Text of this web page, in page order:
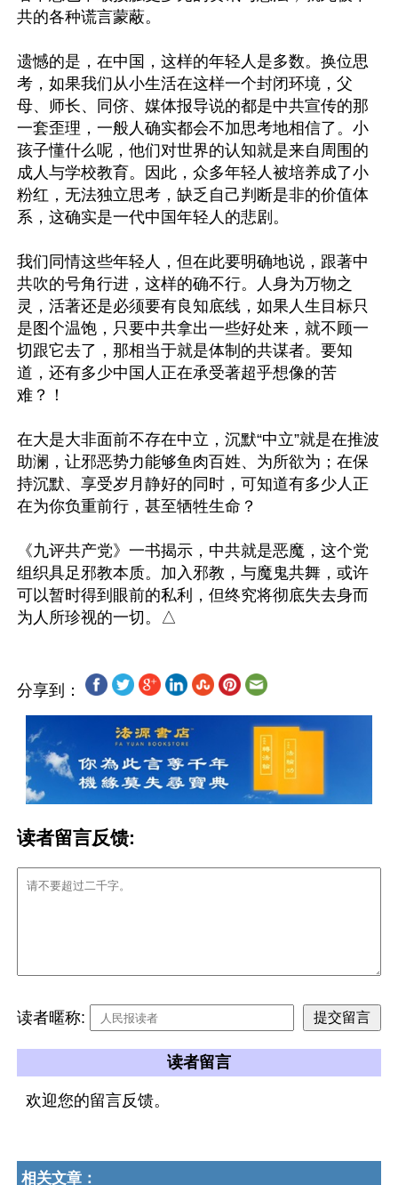
共的各种谎言蒙蔽。
遗憾的是，在中国，这样的年轻人是多数。换位思
考，如果我们从小生活在这样一个封闭环境，父
母、师长、同侪、媒体报导说的都是中共宣传的那
一套歪理，一般人确实都会不加思考地相信了。小
孩子懂什么呢，他们对世界的认知就是来自周围的
成人与学校教育。因此，众多年轻人被培养成了小
粉红，无法独立思考，缺乏自己判断是非的价值体
系，这确实是一代中国年轻人的悲剧。
我们同情这些年轻人，但在此要明确地说，跟著中
共吹的号角行进，这样的确不行。人身为万物之
灵，活著还是必须要有良知底线，如果人生目标只
是图个温饱，只要中共拿出一些好处来，就不顾一
切跟它去了，那相当于就是体制的共谋者。要知
道，还有多少中国人正在承受著超乎想像的苦
难？！
在大是大非面前不存在中立，沉默“中立”就是在推波
助澜，让邪恶势力能够鱼肉百姓、为所欲为；在保
持沉默、享受岁月静好的同时，可知道有多少人正
在为你负重前行，甚至牺牲生命？
《九评共产党》一书揭示，中共就是恶魔，这个党
组织具足邪教本质。加入邪教，与魔鬼共舞，或许
可以暂时得到眼前的私利，但终究将彻底失去身而
分享到：
读者留言反馈:
读者暱称:
读者留言
欢迎您的留言反馈。
相关文章：